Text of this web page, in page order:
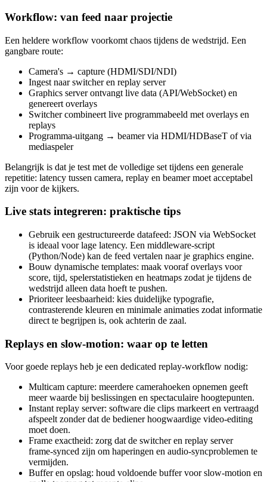
Workflow: van feed naar projectie
Een heldere workflow voorkomt chaos tijdens de wedstrijd. Een
gangbare route:
Camera's → capture (HDMI/SDI/NDI)
Ingest naar switcher en replay server
Graphics server ontvangt live data (API/WebSocket) en
genereert overlays
Switcher combineert live programmabeeld met overlays en
replays
Programma‑uitgang → beamer via HDMI/HDBaseT of via
mediaspeler
Belangrijk is dat je test met de volledige set tijdens een generale
repetitie: latency tussen camera, replay en beamer moet acceptabel
zijn voor de kijkers.
Live stats integreren: praktische tips
Gebruik een gestructureerde datafeed: JSON via WebSocket
is ideaal voor lage latency. Een middleware‑script
(Python/Node) kan de feed vertalen naar je graphics engine.
Bouw dynamische templates: maak vooraf overlays voor
score, tijd, spelerstatistieken en heatmaps zodat je tijdens de
wedstrijd alleen data hoeft te pushen.
Prioriteer leesbaarheid: kies duidelijke typografie,
contrasterende kleuren en minimale animaties zodat informatie
direct te begrijpen is, ook achterin de zaal.
Replays en slow‑motion: waar op te letten
Voor goede replays heb je een dedicated replay‑workflow nodig:
Multicam capture: meerdere camerahoeken opnemen geeft
meer waarde bij beslissingen en spectaculaire hoogtepunten.
Instant replay server: software die clips markeert en vertraagd
afspeelt zonder dat de bediener hoogwaardige video‑editing
moet doen.
Frame exactheid: zorg dat de switcher en replay server
frame‑synced zijn om haperingen en audio‑syncproblemen te
vermijden.
Buffer en opslag: houd voldoende buffer voor slow‑motion en